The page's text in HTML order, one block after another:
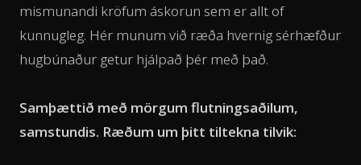
mismunandi kröfum áskorun sem er allt of
kunnugleg. Hér munum við ræða hvernig sérhæfður
hugbúnaður getur hjálpað þér með það.
Samþættið með mörgum flutningsaðilum,
samstundis. Ræðum um þitt tiltekna tilvik: